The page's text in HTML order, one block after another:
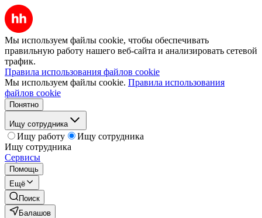
Мы используем файлы cookie, чтобы обеспечивать
правильную работу нашего веб-сайта и анализировать сетевой
трафик.
Правила использования файлов cookie
Мы используем файлы cookie. Правила использования
файлов cookie
Понятно
Ищу сотрудника
Ищу работу
Ищу сотрудника
Ищу сотрудника
Сервисы
Помощь
Ещё
Поиск
Балашов